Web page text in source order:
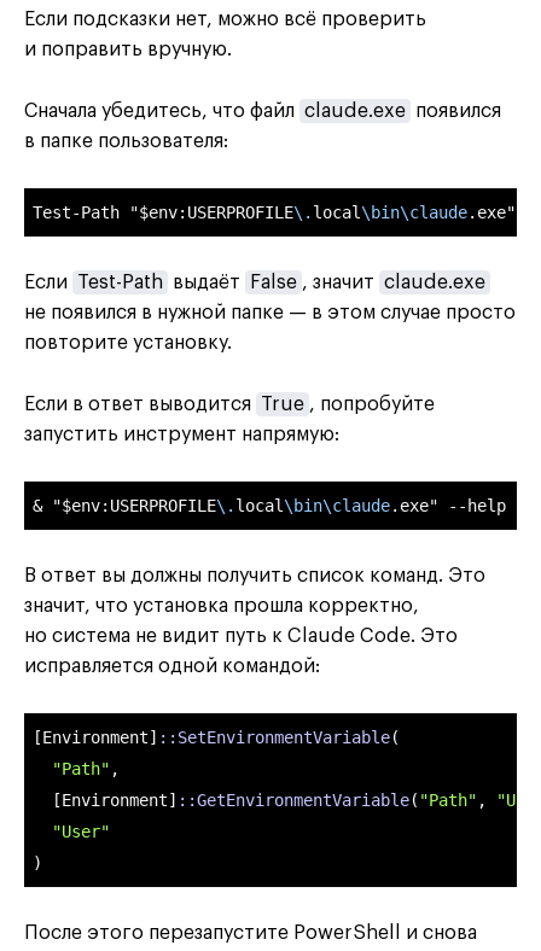
Если подсказки нет, можно всё проверить
и поправить вручную.
Сначала убедитесь, что файл claude.exe появился
в папке пользователя:
Test-Path "$env:USERPROFILE\ . local\ bin\claude.exe"
Если Test-Path выдаёт False , значит claude.exe
не появился в нужной папке — в этом случае просто
повторите установку.
Если в ответ выводится True , попробуйте
запустить инструмент напрямую:
& "$env:USERPROFILE\ . local\ bin\claude.exe" --help
В ответ вы должны получить список команд. Это
значит, что установка прошла корректно,
но система не видит путь к Claude Code. Это
исправляется одной командой:
[Environment] ::SetEnvironmentVariable(
"Path" ,
  [Environment]
::GetEnvironmentVariable( "Path" ,
"User"
)
После этого перезапустите PowerShell и снова